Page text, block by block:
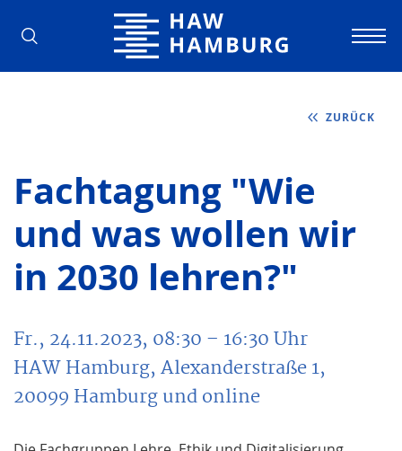
Hochschule für Angewandte
ZURÜCK
Fachtagung "Wie
und was wollen wir
in 2030 lehren?"
Fr., 24.11.2023, 08:30 – 16:30Uhr
HAW Hamburg, Alexanderstraße 1,
20099 Hamburg und online